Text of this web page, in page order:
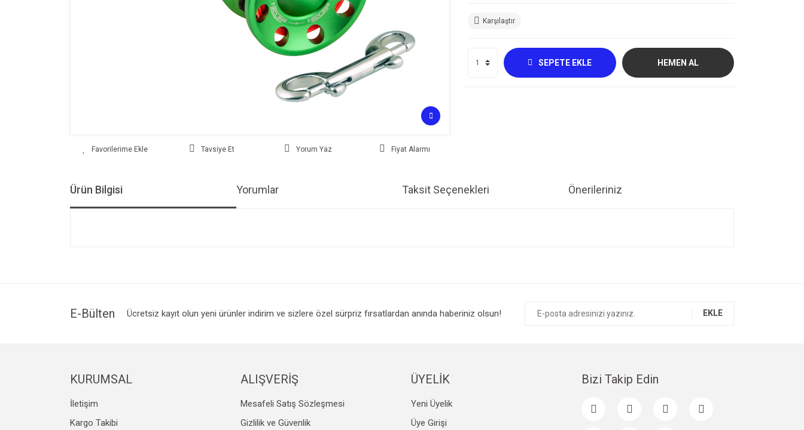
Tavsiye Et Yorum Yaz Fiyat Alarmı
Karşılaştır
SEPETE EKLE HEMEN AL
Ürün Bilgisi Yorumlar Taksit Seçenekleri Önerileriniz
Ürün bilgilerinde hatalar bulunuyor.
Gönder
E-Bülten Ücretsiz kayıt olun yeni ürünler indirim ve sizlere özel sürpriz fırsatlardan anında haberiniz olsun! EKLE
KURUMSAL
İletişim
Kargo Takibi
ALIŞVERİŞ
Mesafeli Satış Sözleşmesi
Gizlilik ve Güvenlik
ÜYELİK
Yeni Üyelik
Üye Girişi
Bizi Takip Edin